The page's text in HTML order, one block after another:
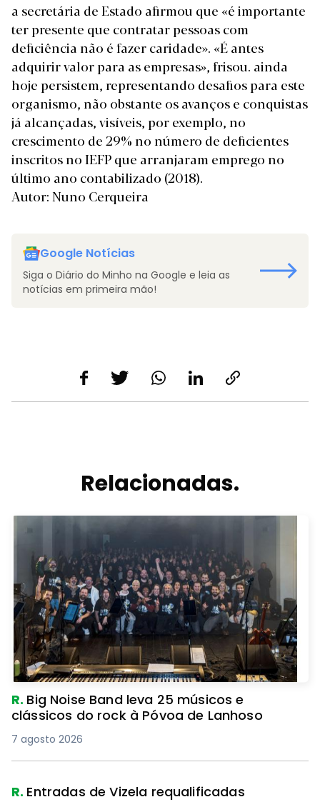
a secretária de Estado afirmou que «é importante
ter presente que contratar pessoas com
deficiência não é fazer caridade». «É antes
adquirir valor para as empresas», frisou. ainda
hoje persistem, representando desafios para este
organismo, não obstante os avanços e conquistas
já alcançadas, visíveis, por exemplo, no
crescimento de 29% no número de deficientes
inscritos no IEFP que arranjaram emprego no
último ano contabilizado (2018).
Autor: Nuno Cerqueira
Google Notícias
Siga o Diário do Minho na Google e leia as
notícias em primeira mão!
Relacionadas.
R. Big Noise Band leva 25 músicos e
clássicos do rock à Póvoa de Lanhoso
7 agosto 2026
R. Entradas de Vizela requalificadas